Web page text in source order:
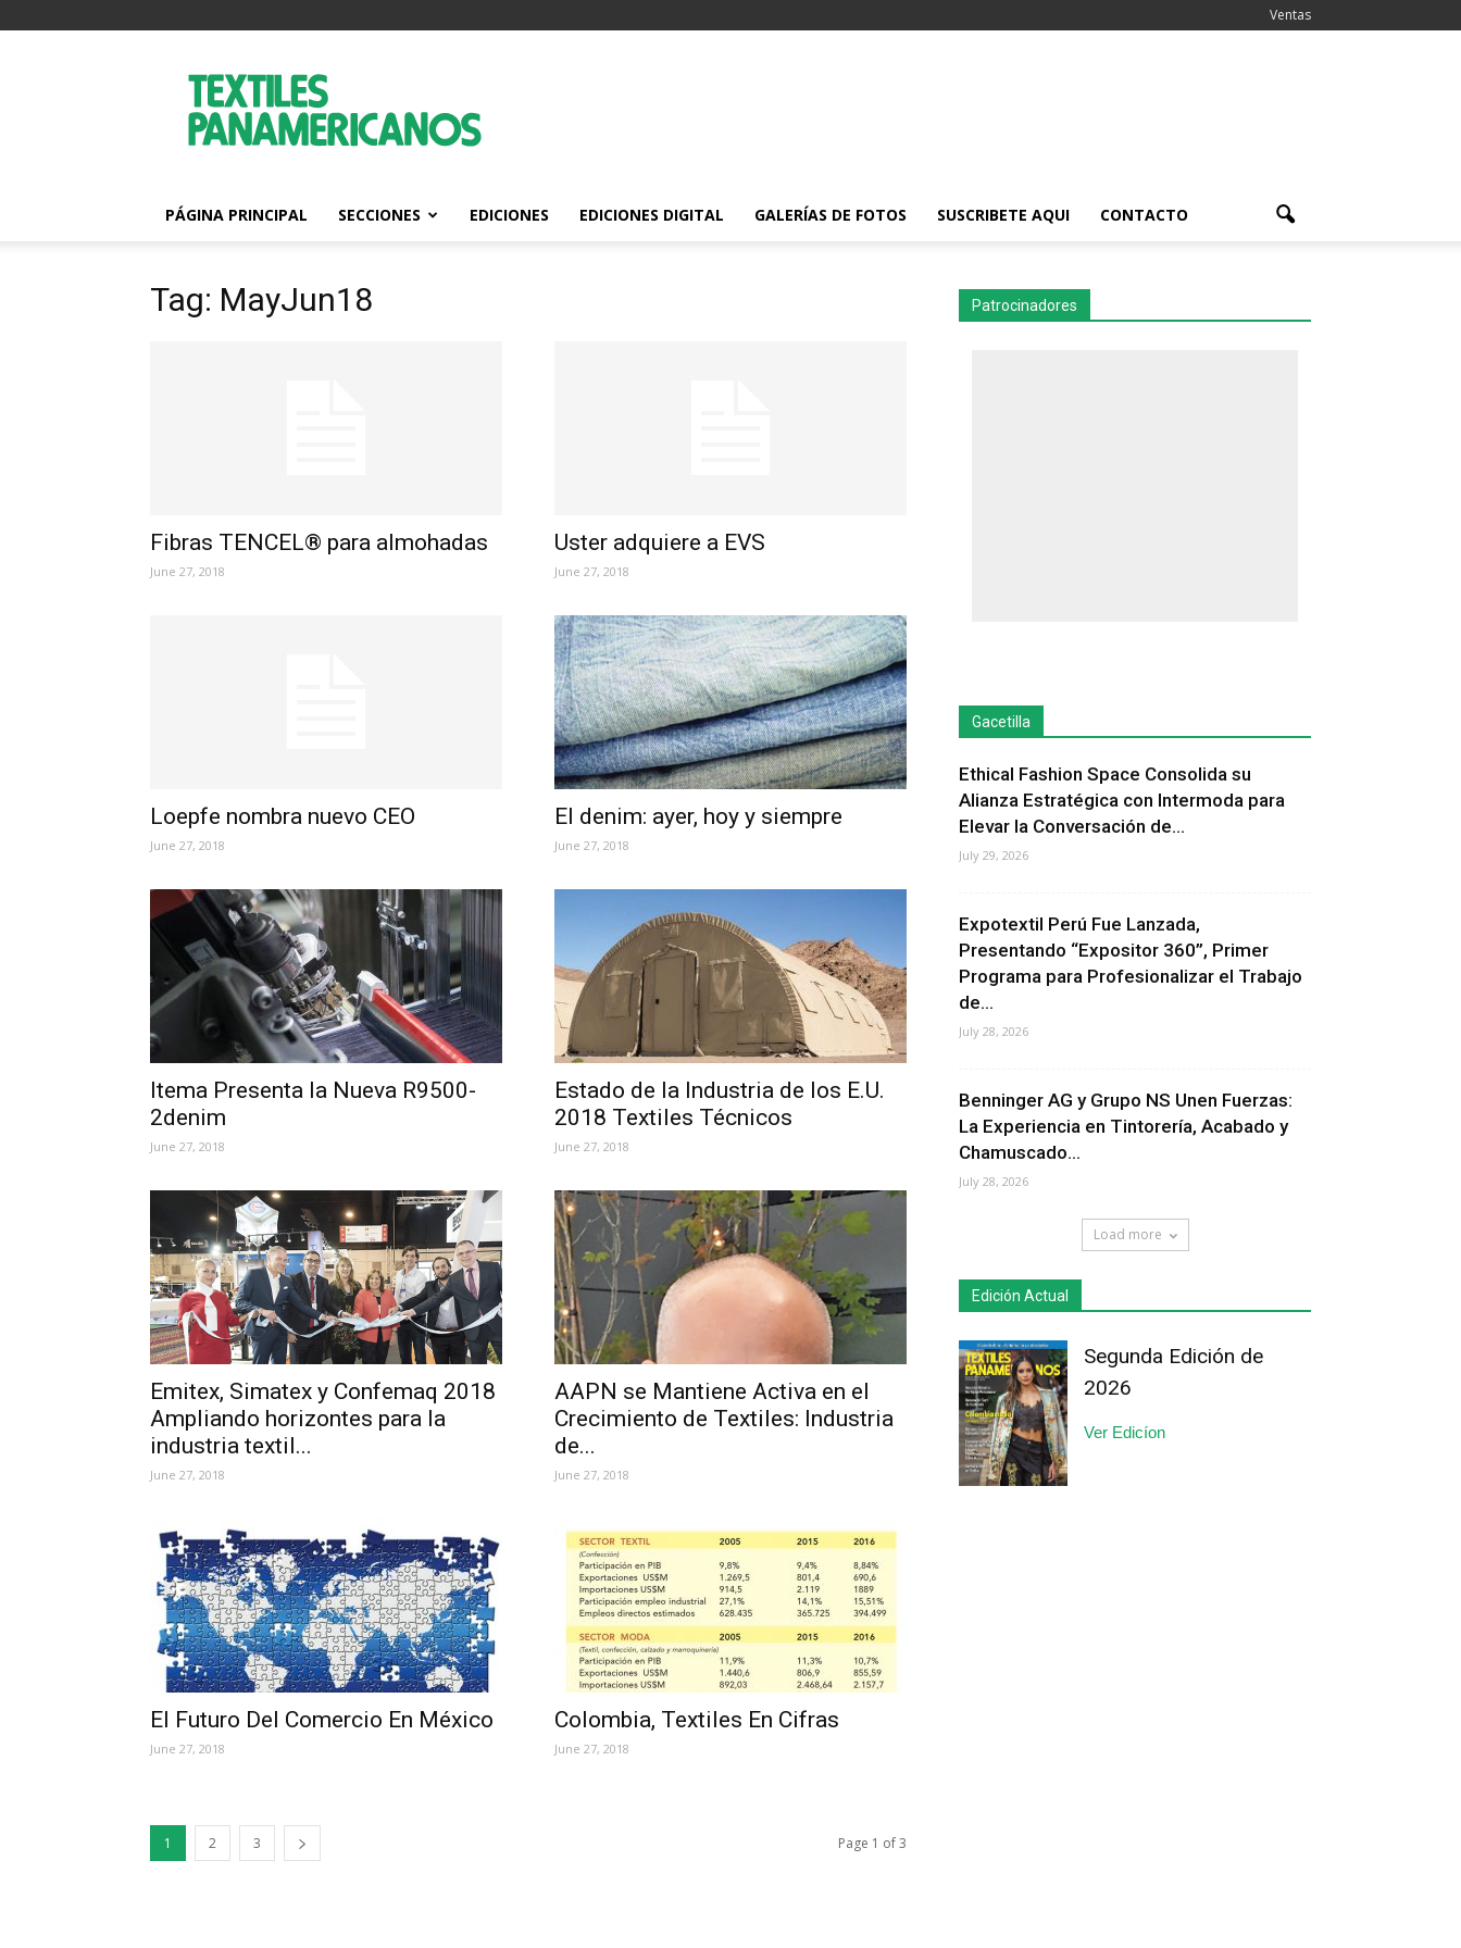
Ventas
Textiles
Panamericanos
PÁGINA PRINCIPAL SECCIONES EDICIONES EDICIONES DIGITAL GALERÍAS DE FOTOS SUSCRIBETE AQUI CONTACTO
Tag: MayJun18
Fibras TENCEL® para almohadas
June 27, 2018
Uster adquiere a EVS
June 27, 2018
Loepfe nombra nuevo CEO
June 27, 2018
El denim: ayer, hoy y siempre
June 27, 2018
Itema Presenta la Nueva R9500-
2denim
June 27, 2018
Estado de la Industria de los E.U.
2018 Textiles Técnicos
June 27, 2018
Emitex, Simatex y Confemaq 2018
Ampliando horizontes para la
industria textil...
June 27, 2018
AAPN se Mantiene Activa en el
Crecimiento de Textiles: Industria
de...
June 27, 2018
El Futuro Del Comercio En México
June 27, 2018
Colombia, Textiles En Cifras
June 27, 2018
1 2 3 Page 1 of 3
Patrocinadores
Gacetilla
Ethical Fashion Space Consolida su
Alianza Estratégica con Intermoda para
Elevar la Conversación de...
July 29, 2026
Expotextil Perú Fue Lanzada,
Presentando “Expositor 360”, Primer
Programa para Profesionalizar el Trabajo
de...
July 28, 2026
Benninger AG y Grupo NS Unen Fuerzas:
La Experiencia en Tintorería, Acabado y
Chamuscado...
July 28, 2026
Load more
Edición Actual
Segunda Edición de
2026
Ver Edicíon